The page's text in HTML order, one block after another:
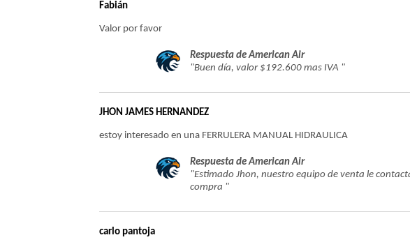
Fabián
Valor por favor
Respuesta de American Air
"Buen día, valor $192.600 mas IVA "
JHON JAMES HERNANDEZ
estoy interesado en una FERRULERA MANUAL HIDRAULICA
Respuesta de American Air
"Estimado Jhon, nuestro equipo de venta le
compra "
carlo pantoja